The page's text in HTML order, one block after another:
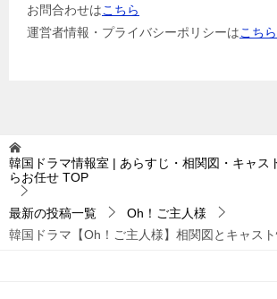
お問合わせはこちら
運営者情報・プライバシーポリシーはこちら
韓国ドラマ情報室 | あらすじ・相関図・キャス
らお任せ TOP
最新の投稿一覧
Oh！ご主人様
韓国ドラマ【Oh！ご主人様】相関図とキャス